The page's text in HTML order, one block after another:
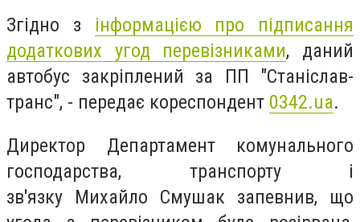
Згідно з інформацією про підписання
додаткових угод перевізниками, даний
автобус закріплений за ПП "Станіслав-
транс", - передає кореспондент 0342.ua.
Директор Департамент комунального
господарства, транспорту і
зв'язку Михайло Смушак запевнив, що